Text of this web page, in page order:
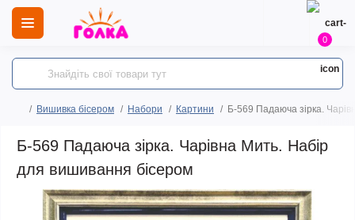
0
Вишивка бісером Набори Картини Б-569 Падаюча зірка.
Б-569 Падаюча зірка. Чарівна Мить. Набір
для вишивання бісером